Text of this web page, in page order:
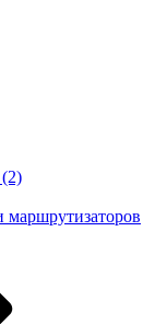
(2)
маршрутизаторов